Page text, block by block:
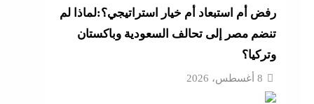
رفض أم استبعاد أم خيار استراتيجي؟:لماذا لم
تنضم مصر إلى تحالف السعودية وباكستان
وتركيا؟
8 أغسطس، 2026